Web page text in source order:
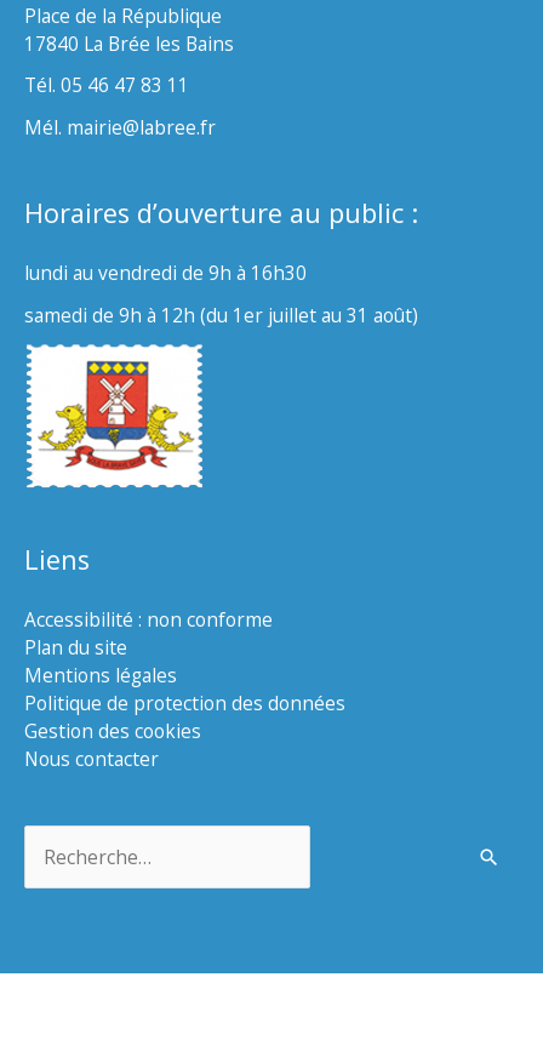
Place de la République
17840 La Brée les Bains
Tél. 05 46 47 83 11
Mél. mairie@labree.fr
Horaires d’ouverture au public :
lundi au vendredi de 9h à 16h30
samedi de 9h à 12h (du 1er juillet au 31 août)
Liens
Accessibilité : non conforme
Plan du site
Mentions légales
Politique de protection des données
Gestion des cookies
Nous contacter